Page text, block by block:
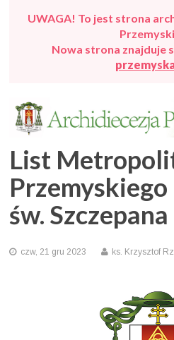
UWAGA! To jest strona
Nowa strona znajduje
List
św.
czw, 21 gru 2023 ks. Krzysztof